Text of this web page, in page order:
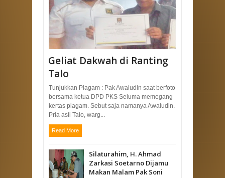
Geliat Dakwah di Ranting
Talo
Tunjukkan Piagam : Pak Awaludin saat berfoto
bersama ketua DPD PKS Seluma memegang
kertas piagam. Sebut saja namanya Awaludin.
Pria asli Talo, warg...
Read More
Silaturahim, H. Ahmad
Zarkasi Soetarno Dijamu
Makan Malam Pak Soni